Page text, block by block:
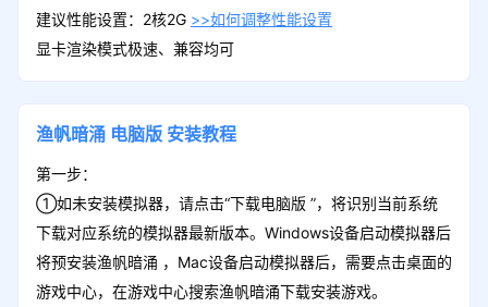
建议性能设置：2核2G >>如何调整性能设置
显卡渲染模式极速、兼容均可
渔帆暗涌 电脑版 安装教程
第一步：
①如未安装模拟器，请点击“下载电脑版 ”，将识别当前系统
下载对应系统的模拟器最新版本。Windows设备启动模拟器后
将预安装渔帆暗涌 ，Mac设备启动模拟器后，需要点击桌面的
游戏中心，在游戏中心搜索渔帆暗涌下载安装游戏。